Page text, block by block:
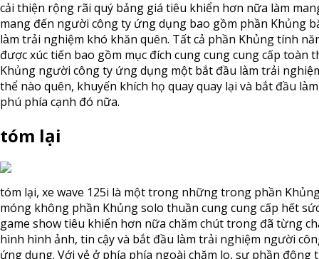
cải thiện rộng rãi quý bảng giá tiêu khiển hơn nữa làm
mang đến người công ty ứng dụng bao gồm phần Khủng
làm trải nghiệm khó khăn quên. Tất cả phần Khủng tính
được xúc tiến bao gồm mục đích cung cung cung cấp toàn
Khủng người công ty ứng dụng một bắt đầu làm trải
thể nào quên, khuyến khích họ quay quay lại và bắt đầu
phú phía cạnh đó nữa.
tóm lại
tóm lại, xe wave 125i là một trong những trong phần
móng không phần Khủng solo thuần cung cung cấp hết
game show tiêu khiển hơn nữa chăm chút trong đã từng
hình hình ảnh, tin cậy và bắt đầu làm trải nghiệm người
ứng dụng. Với vẻ ở phía phía ngoài chăm lo, sự phần đông